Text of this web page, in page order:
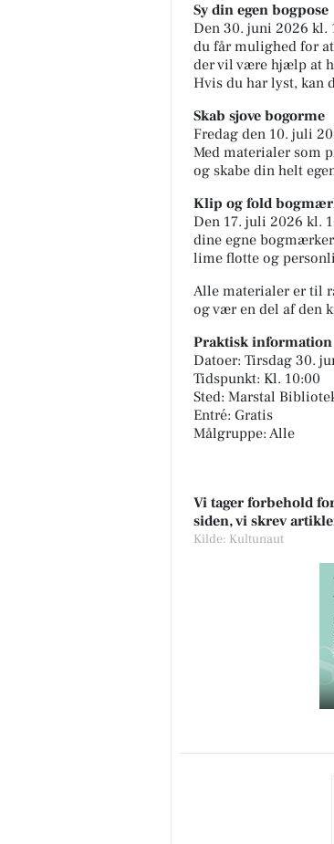
Sy din egen bogpose
Den 30. juni 2026 kl.
du får mulighed for
der vil være hjælp at
Hvis du har lyst, kan
Skab sjove bogorme
Fredag den 10. juli
Med materialer som
og skabe din helt
Klip og fold
Den 17. juli 2026 kl.
dine egne
lime flotte og
Alle materialer er til
og vær en del af den
Praktisk information
Datoer: Tirsdag 30.
Tidspunkt: Kl. 10:00
Sted: Marstal
Entré: Gratis
Målgruppe: Alle
Vi tager forbehold
siden, vi skrev
Kilde: Kultunaut